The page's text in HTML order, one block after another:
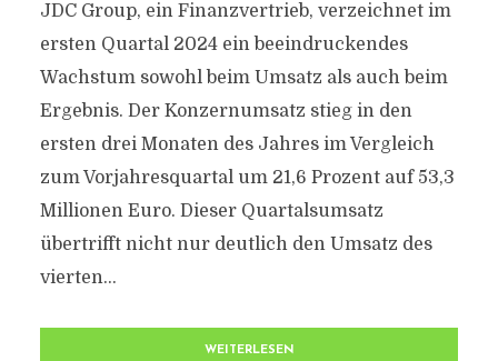
JDC Group, ein Finanzvertrieb, verzeichnet im
ersten Quartal 2024 ein beeindruckendes
Wachstum sowohl beim Umsatz als auch beim
Ergebnis. Der Konzernumsatz stieg in den
ersten drei Monaten des Jahres im Vergleich
zum Vorjahresquartal um 21,6 Prozent auf 53,3
Millionen Euro. Dieser Quartalsumsatz
übertrifft nicht nur deutlich den Umsatz des
vierten...
WEITERLESEN